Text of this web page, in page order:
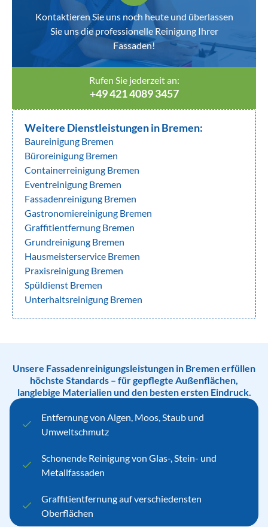
Kontaktieren Sie uns noch heute und überlassen
Sie uns die professionelle Reinigung Ihrer
Fassaden!
Rufen Sie jederzeit an:
+49 421 4089 3457
Weitere Dienstleistungen in Bremen:
Baureinigung Bremen
Büroreinigung Bremen
Containerreinigung Bremen
Eventreinigung Bremen
Fassadenreinigung Bremen
Gastronomiereinigung Bremen
Graffitientfernung Bremen
Grundreinigung Bremen
Hausmeisterservice Bremen
Praxisreinigung Bremen
Spüldienst Bremen
Unterhaltsreinigung Bremen
Unsere Fassadenreinigungsleistungen in Bremen erfüllen
höchste Standards – für gepflegte Außenflächen,
langlebige Materialien und den besten ersten Eindruck.
Entfernung von Algen, Moos, Staub und
Umweltschmutz
Schonende Reinigung von Glas-, Stein- und
Metallfassaden
Graffitientfernung auf verschiedensten
Oberflächen